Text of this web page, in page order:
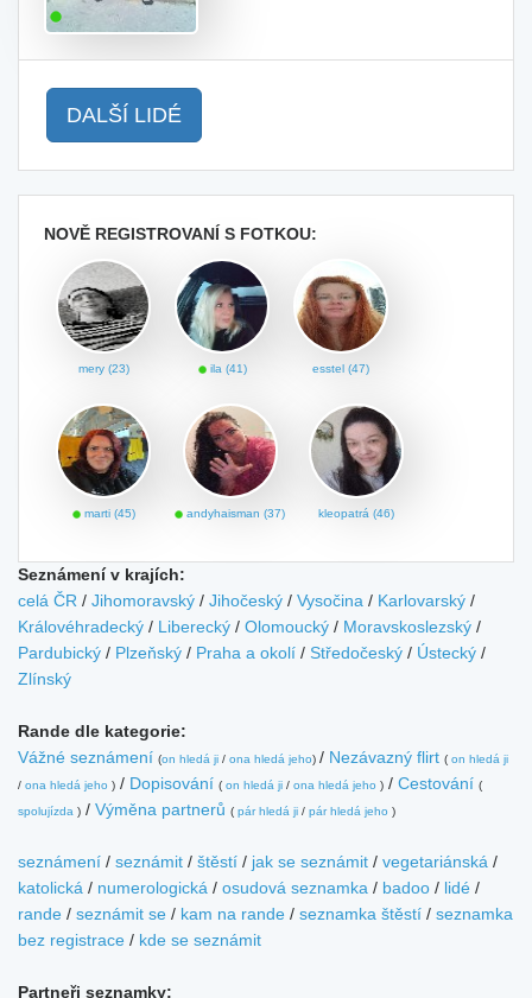
DALŠÍ LIDÉ
NOVĚ REGISTROVANÍ S FOTKOU:
mery (23) ila (41) esstel (47)
marti (45) andyhaisman (37) kleopatrá (46)
Seznámení v krajích:
celá ČR / Jihomoravský / Jihočeský / Vysočina / Karlovarský /
Královéhradecký / Liberecký / Olomoucký / Moravskoslezský /
Pardubický / Plzeňský / Praha a okolí / Středočeský / Ústecký /
Zlínský
Rande dle kategorie:
Vážné seznámení (on hledá ji / ona hledá jeho) / Nezávazný flirt ( on hledá ji
/ ona hledá jeho ) / Dopisování ( on hledá ji / ona hledá jeho ) / Cestování (
spolujízda ) / Výměna partnerů ( pár hledá ji / pár hledá jeho )
seznámení / seznámit / štěstí / jak se seznámit / vegetariánská /
katolická / numerologická / osudová seznamka / badoo / lidé /
rande / seznámit se / kam na rande / seznamka štěstí / seznamka
bez registrace / kde se seznámit
Partneři seznamky: